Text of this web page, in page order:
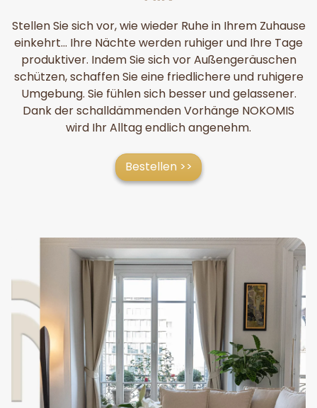
Stellen Sie sich vor, wie wieder Ruhe in Ihrem Zuhause
einkehrt... Ihre Nächte werden ruhiger und Ihre Tage
produktiver. Indem Sie sich vor Außengeräuschen
schützen, schaffen Sie eine friedlichere und ruhigere
Umgebung. Sie fühlen sich besser und gelassener.
Dank der schalldämmenden Vorhänge NOKOMIS
wird Ihr Alltag endlich angenehm.
Bestellen >>